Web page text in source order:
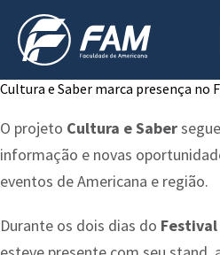
Cultura e Saber marca presença no
O projeto Cultura e Saber
informação e novas
eventos de Americana e região.
Durante os dois dias do